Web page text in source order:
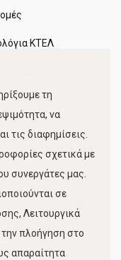
ΚΤΕΛ
Λιμένοςτη
να
τις διαφημίσεις.
σχετικά με
συνεργάτες μας.
σε
Λειτουργικά
την πλοήγηση στο
απαραίτητα